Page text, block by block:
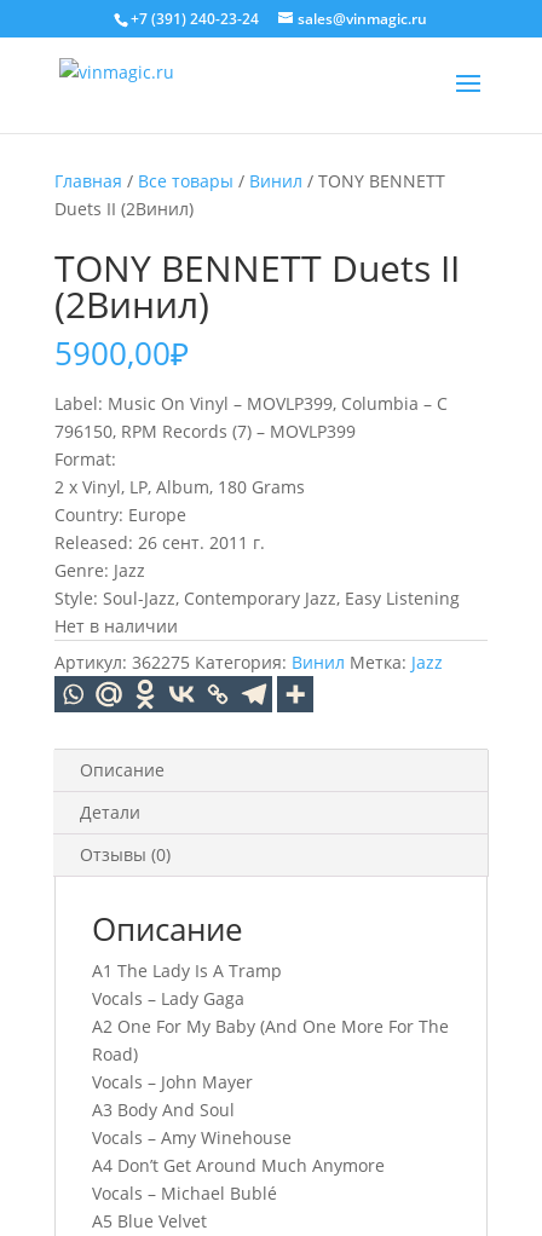
+7 (391) 240-23-24 sales@vinmagic.ru
Главная / Все товары / Винил / TONY BENNETT
Duets II (2Винил)
TONY BENNETT Duets II
(2Винил)
5900,00₽
Label: Music On Vinyl – MOVLP399, Columbia – C
796150, RPM Records (7) – MOVLP399
Format:
2 x Vinyl, LP, Album, 180 Grams
Country: Europe
Released: 26 сент. 2011 г.
Genre: Jazz
Style: Soul-Jazz, Contemporary Jazz, Easy Listening
Нет в наличии
Артикул: 362275 Категория: Винил Метка: Jazz
Описание
Детали
Отзывы (0)
Описание
A1 The Lady Is A Tramp
Vocals – Lady Gaga
A2 One For My Baby (And One More For The
Road)
Vocals – John Mayer
A3 Body And Soul
Vocals – Amy Winehouse
A4 Don’t Get Around Much Anymore
Vocals – Michael Bublé
A5 Blue Velvet